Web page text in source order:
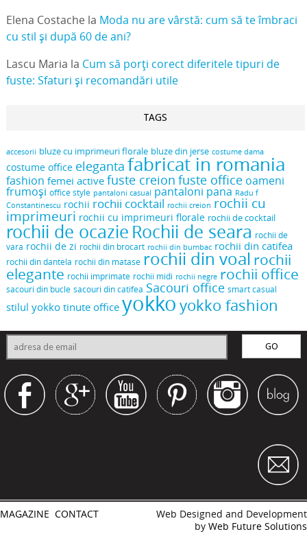
Elena Costachela Moda nu are vârstă: cum să te îmbraci
cu stil și după 60 de ani?
Lascu Maria la Cum să porți corect diferitele tipuri de
fuste: Sfaturi și recomandări utile
TAGS
accesorii bluze cu imprimeuri florale bluze din jerse costume dama
costume office eleganta fabricat in romania
fashion femei active fuste creion fuste office oameni
frumoși office style pantaloni casual pantaloni pana Radu f
Constantinescu rochii rochii cocktail rochii creion rochii cu
imprimeuri rochii cu imprimeuri florale rochii de cocktail
rochii de ocazie Rochii de seara rochii de
vara rochii de zi rochii din brocart rochii din bumbac rochii din catifea
rochii din dantela rochii din matase rochii din voal rochii
elegante rochii imprimate rochii midi rochii negre rochii office
sacouri din bucle sacouri din catifea Sacouri office smart casual
stilul yokko tinute office yokko yokko fashion
MAGAZINE CONTACT
Web Designed and Development
by Web Future Solutions